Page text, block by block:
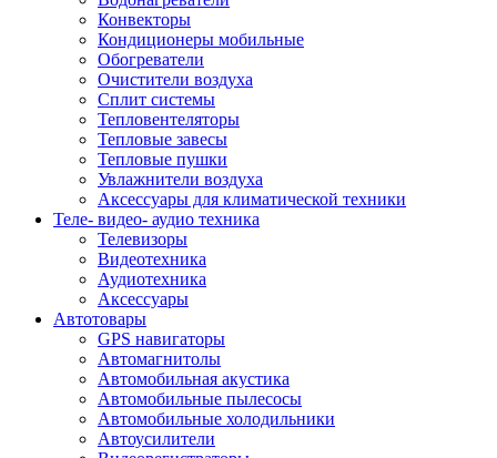
Конвекторы
Кондиционеры мобильные
Обогреватели
Очистители воздуха
Сплит системы
Тепловентеляторы
Тепловые завесы
Тепловые пушки
Увлажнители воздуха
Аксессуары для климатической техники
Теле- видео- аудио техника
Телевизоры
Видеотехника
Аудиотехника
Аксессуары
Автотовары
GPS навигаторы
Автомагнитолы
Автомобильная акустика
Автомобильные пылесосы
Автомобильные холодильники
Автоусилители